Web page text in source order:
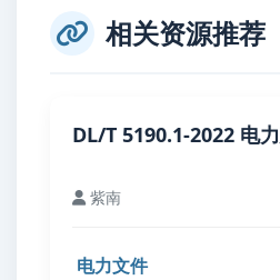
相关资源推荐
DL/T 5190.1-2022 电
紫南
电力文件